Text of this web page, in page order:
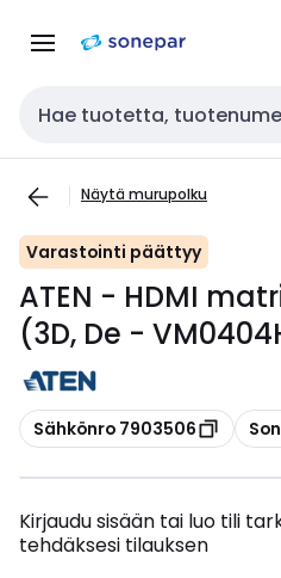
navigointiinsisältöön
Haku
Näytä murupolku
Varastointi päättyy
ATEN - HDMI
(3D, De -
Kopioi
Sähkönro 7903506
Kirjaudu sisään tai luo tili
tehdäksesi tilauksen